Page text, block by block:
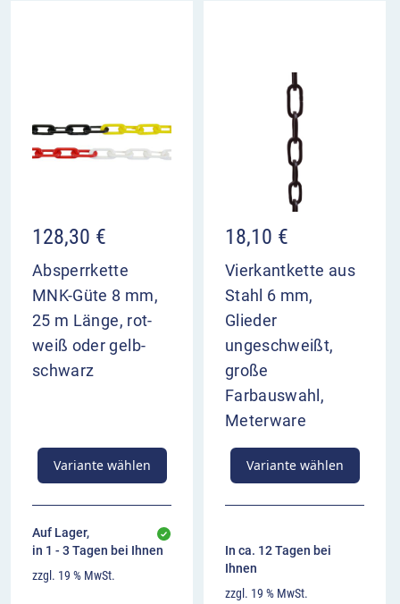
128,30 €
Absperrkette
MNK-Güte 8 mm,
25 m Länge, rot-
weiß oder gelb-
schwarz
Variante wählen
Auf Lager,
in 1 - 3 Tagen bei Ihnen
zzgl. 19 % MwSt.
18,10 €
Vierkantkette aus
Stahl 6 mm,
Glieder
ungeschweißt,
große
Farbauswahl,
Meterware
Variante wählen
In ca. 12 Tagen bei
Ihnen
zzgl. 19 % MwSt.